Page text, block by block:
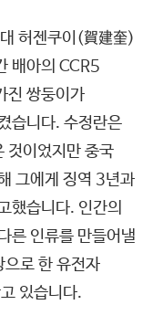
허젠쿠이(賀建奎)
배아의 CCR5
진 쌍둥이가
습니다. 수정란은
것이었지만 중국
그에게 징역 3년과
했습니다. 인간의
른 인류를 만들어낼
으로 한 유전자
있습니다.